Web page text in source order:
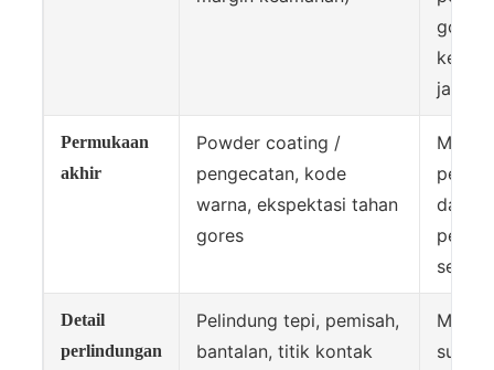
Permukaan
akhir
Powder coating /
pengecatan, kode
warna, ekspektasi tahan
gores
dalam
Detail
perlindungan
Pelindung tepi, pemisah,
bantalan, titik kontak
sudut